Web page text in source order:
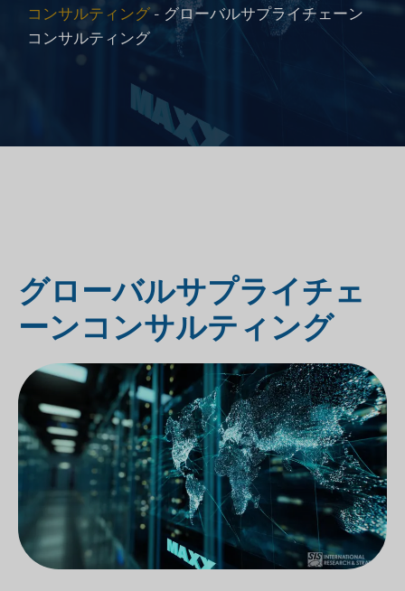
コンサルティング- グローバルサプライチェーン
コンサルティング
グローバルサプライチェ
ーンコンサルティング